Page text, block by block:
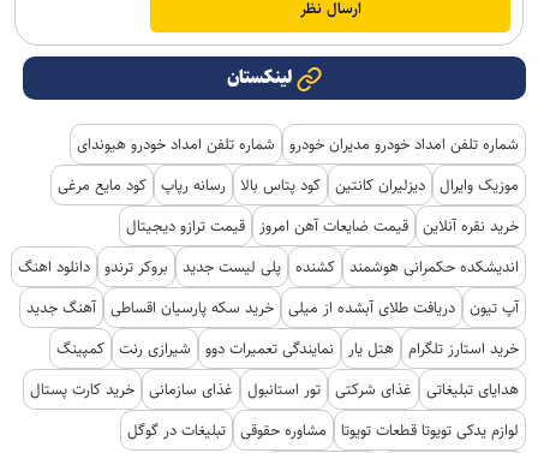
لینکستان
شماره تلفن امداد خودرو مدیران خودرو
شماره تلفن امداد خودرو هیوندای
موزیک وایرال دیزلیران کانتین کود پتاس بالا رسانه رپاپ کود مایع مرغی
خرید نقره آنلاین قیمت ضایعات آهن امروز
قیمت ترازو دیجیتال
اندیشکده حکمرانی هوشمند کشنده پلی لیست جدید بروکر ترندو دانلود اهنگ
آپ تیون دریافت طلای آبشده از میلی خرید سکه پارسیان اقساطی آهنگ جدید
خرید استارز تلگرام هتل یار نمایندگی تعمیرات دوو شیرازی رنت کمپینگ
هدایای تبلیغاتی
غذای شرکتی تور استانبول غذای سازمانی خرید کارت پستال
لوازم یدکی تویوتا قطعات تویوتا
مشاوره حقوقی تبلیغات در گوگل